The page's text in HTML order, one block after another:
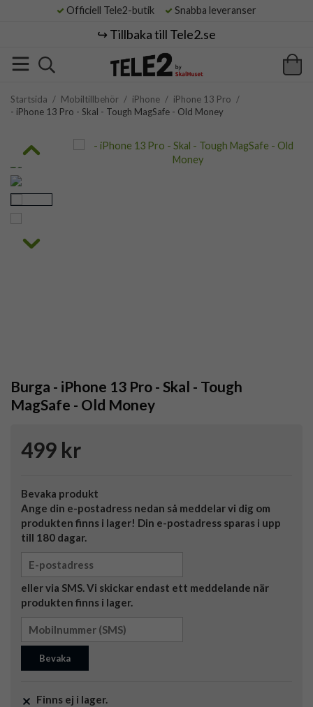
Officiell Tele2-butik Snabba leveranser
↪️ Tillbaka till Tele2.se
Startsida / Mobiltillbehör / iPhone / iPhone 13 Pro /
- iPhone 13 Pro - Skal - Tough MagSafe - Old Money
Burga - iPhone 13 Pro - Skal - Tough
MagSafe - Old Money
499 kr
Bevaka produkt
Ange din e-postadress nedan så meddelar vi dig om
produkten finns i lager! Din e-postadress sparas i upp
till 180 dagar.
eller via SMS. Vi skickar endast ett meddelande när
produkten finns i lager.
Bevaka
Finns ej i lager.